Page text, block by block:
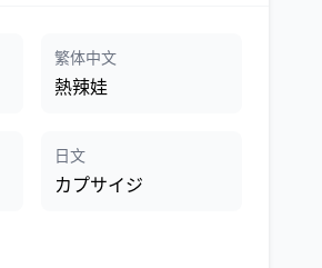
繁体中文
熱辣娃
日文
カプサイジ